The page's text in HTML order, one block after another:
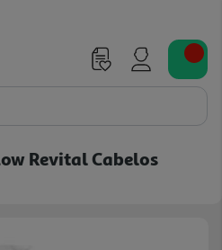
Revital Cabelos